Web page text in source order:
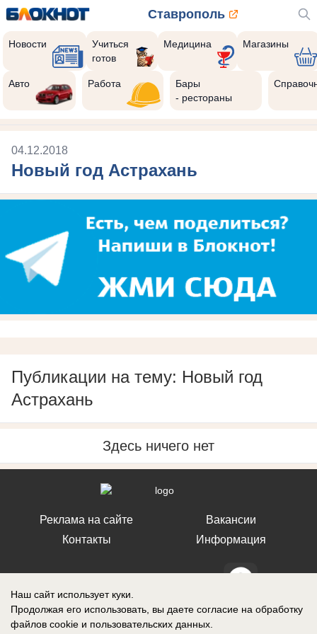
Ставрополь
Новости
Учиться
готов
Медицина Магазины
Авто Работа
Бары
- рестораны
04.12.2018
Новый год Астрахань
Публикации на тему: Новый год
Астрахань
Здесь ничего нет
Реклама на сайте
Контакты
Вакансии
Информация
СМИ Блокнот Ставрополь зарегистрировано Федеральной службой по
надзору в сфере связи, информационных технологий и массовых
Наш сайт использует куки.
Продолжая его использовать, вы даете согласие на обработку
файлов cookie и пользовательских данных.